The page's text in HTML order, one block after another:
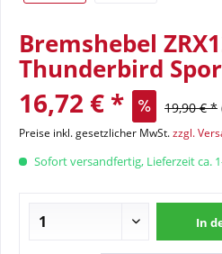
Bremshebel
Thunderbird
16,72 € * 19,90 € *
Preise inkl. gesetzlicher MwSt.zzgl.
Sofort versandfertig, Lieferzeit ca.
In